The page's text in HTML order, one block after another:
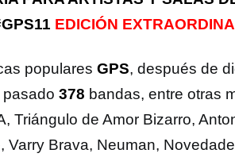
EDICIÓN
populares GPS, después de
378 bandas, entre otras
Triángulo de Amor Bizarro,
Varry Brava, Neuman,